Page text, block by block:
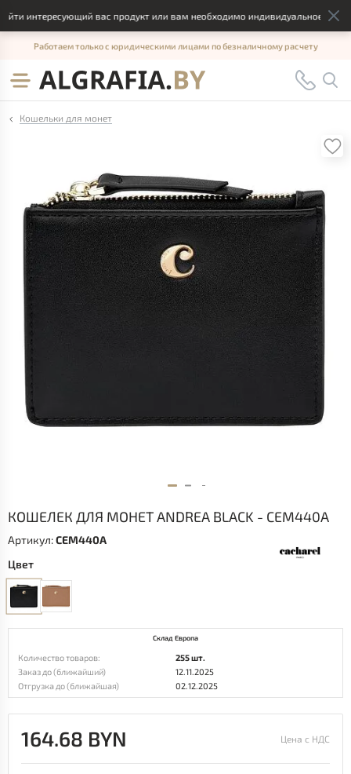
интересующий вас продукт или вам необходимо индивидуальное
Работаем только с юридическими лицами по безналичному расчету
Кошельки для монет
КОШЕЛЕК ДЛЯ МОНЕТ ANDREA BLACK - CEM440A
Артикул:CEM440A
Цвет
Склад Европа
Количество товаров:
255 шт.
Заказ до (ближайший)
12.11.2025
Отгрузка до (ближайшая)
02.12.2025
164.68 BYN Цена с НДС